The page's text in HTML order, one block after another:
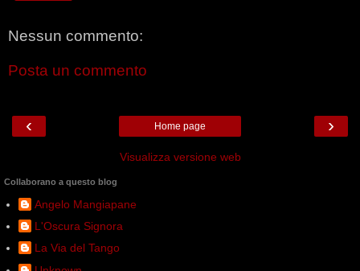
Nessun commento:
Posta un commento
‹ ›
Home page
Visualizza versione web
Collaborano a questo blog
Angelo Mangiapane
L'Oscura Signora
La Via del Tango